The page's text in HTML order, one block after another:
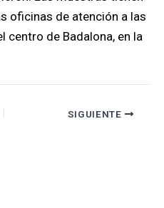
oficinas de atención a las
centro de Badalona, en la
SIGUIENTE